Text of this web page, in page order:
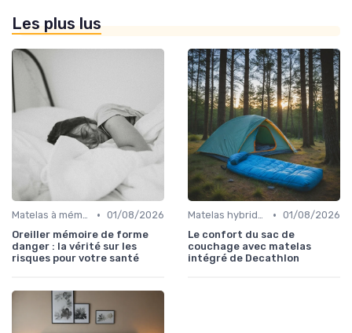
Les plus lus
Matelas à mémoire de forme • 01/08/2026
Oreiller mémoire de forme
danger : la vérité sur les
risques pour votre santé
Matelas hybrides • 01/08/2026
Le confort du sac de
couchage avec matelas
intégré de Decathlon